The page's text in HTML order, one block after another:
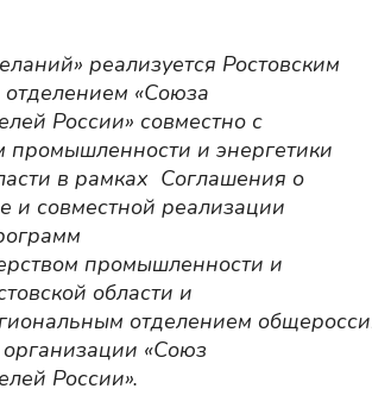
реализуется Ростовским
«Союза
России» совместно с
промышленности и энергетики
в рамках Соглашения о
и совместной реализации
промышленности и
области и
отделением
«Союз
России».